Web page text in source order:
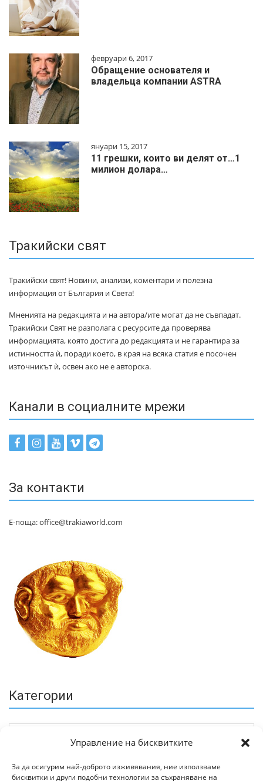
Управление на бисквитките
За да осигурим най-доброто изживявания, ние използваме
бисквитки и други подобни технологии за съхраняване на
февруари 6, 2017
Обращение основателя и
владельца компании ASTRA
януари 15, 2017
11 грешки, които ви делят от…1
милиoн дoлapa…
Тракийски свят
Тракийски свят! Новини, анализи, коментари и полезна
информация от България и Света!
Мненията на редакцията и на автора/ите могат да не съвпадат.
Тракийски Свят не разполага с ресурсите да проверява
информацията, която достига до редакцията и не гарантира за
истинността ѝ, поради което, в края на всяка статия е посочен
източникът ѝ, освен ако не е авторска.
Канали в социалните мрежи
За контакти
Е-поща: office@trakiaworld.com
Категории